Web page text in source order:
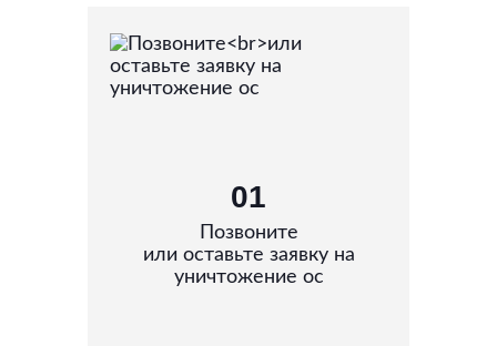
01
Позвоните
или оставьте заявку на
уничтожение ос